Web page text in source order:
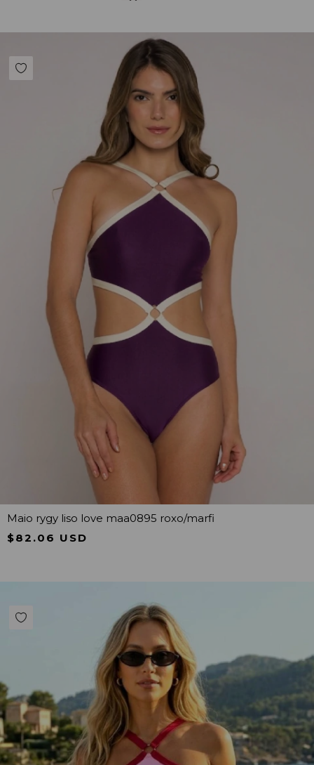
Maio rygy liso love maa0895 roxo/marfi
$82.06 USD